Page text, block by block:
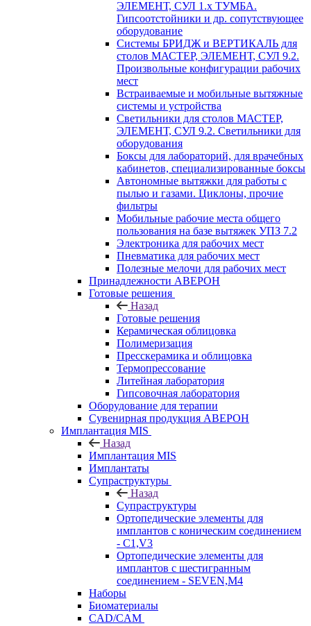
ЭЛЕМЕНТ, СУЛ 1.х ТУМБА.
Гипсоотстойники и др. сопутствующее
оборудование
Системы БРИДЖ и ВЕРТИКАЛЬ для
столов МАСТЕР, ЭЛЕМЕНТ, СУЛ 9.2.
Произвольные конфигурации рабочих
мест
Встраиваемые и мобильные вытяжные
системы и устройства
Светильники для столов МАСТЕР,
ЭЛЕМЕНТ, СУЛ 9.2. Светильники для
оборудования
Боксы для лабораторий, для врачебных
кабинетов, специализированные боксы
Автономные вытяжки для работы с
пылью и газами. Циклоны, прочие
фильтры
Мобильные рабочие места общего
пользования на базе вытяжек УПЗ 7.2
Электроника для рабочих мест
Пневматика для рабочих мест
Полезные мелочи для рабочих мест
Принадлежности АВЕРОН
Готовые решения
Назад
Готовые решения
Керамическая облицовка
Полимеризация
Пресскерамика и облицовка
Термопрессование
Литейная лаборатория
Гипсовочная лаборатория
Оборудование для терапии
Сувенирная продукция АВЕРОН
Имплантация MIS
Назад
Имплантация MIS
Имплантаты
Супраструктуры
Назад
Супраструктуры
Ортопедические элементы для
имплантов с коническим соединением
- C1,V3
Ортопедические элементы для
имплантов с шестигранным
соединением - SEVEN,M4
Наборы
Биоматериалы
CAD/CAM